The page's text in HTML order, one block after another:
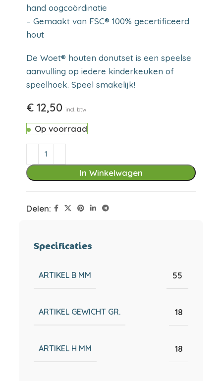
hand oogcoördinatie
– Gemaakt van FSC® 100% gecertificeerd
hout
De Woet® houten donutset is een speelse
aanvulling op iedere kinderkeuken of
speelhoek. Speel smakelijk!
€12,50 incl. btw
Op voorraad
In Winkelwagen
Delen:
Specificaties
ARTIKEL B MM 55
ARTIKEL GEWICHT GR. 18
ARTIKEL H MM 18